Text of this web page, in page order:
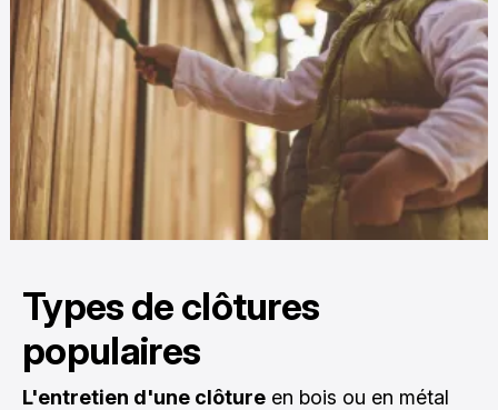
Types de clôtures
populaires
L'entretien d'une clôture en bois ou en métal